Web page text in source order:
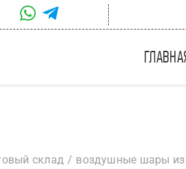
склад воздушные шары из